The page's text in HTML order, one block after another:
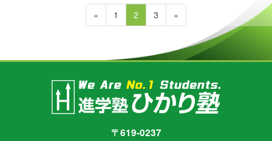
ペ
«
ペ
ー
1
ペ
ー
2
ペ
ー
3 »
〒619-0237